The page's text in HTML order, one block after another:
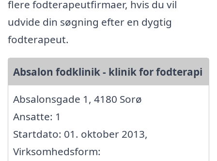
flere fodterapeutfirmaer, hvis du vil
udvide din søgning efter en dygtig
fodterapeut.
Absalon fodklinik - klinik for fodterapi
Absalonsgade 1, 4180 Sorø
Ansatte: 1
Startdato: 01. oktober 2013,
Virksomhedsform: